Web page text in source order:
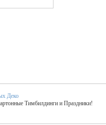
Деко
Тимбилдинги и Праздники!